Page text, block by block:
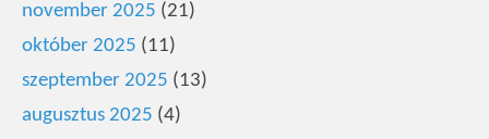
november 2025 (21)
október 2025 (11)
szeptember 2025 (13)
augusztus 2025 (4)